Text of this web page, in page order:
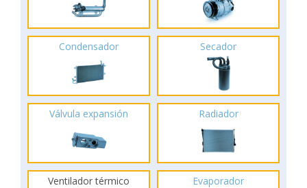
Condensador Secador
Válvula expansión Radiador
Ventilador térmico Evaporador